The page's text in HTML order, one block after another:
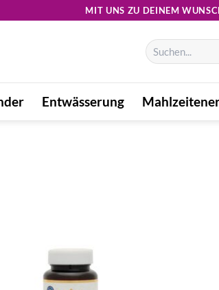
MIT UNS ZU DEINEM
Suchen
nach:
Entwässerung